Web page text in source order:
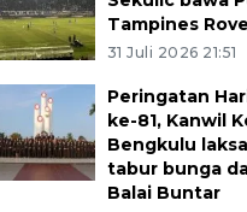
Tampines
31 Juli 2026 21:51
Peringatan
ke-81, Kanwil
Bengkulu
tabur bunga
Balai Buntar